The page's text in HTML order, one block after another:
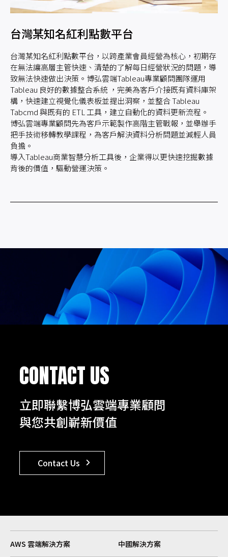
台灣某知名紅利點數平台
台灣某知名紅利點數平台，以跨產業會員經營為核心，初期存
在無法讓高層主管快速、清楚的了解每日經營狀況的問題，導
致無法快速做出決策。博弘雲端Tableau專業顧問團隊運用
Tableau 良好的數據整合系統 ，完美為客戶介接既有資料庫架
構，快速建立視覺化儀表板並提出洞察，並整合 Tableau
Tabcmd 與既有的 ETL 工具，建立自動化的資料更新流程。
博弘雲端專業顧問先為客戶示範製作高階主管戰報，並舉辦手
把手技術移轉教學課程，為客戶解決資料分析問題並減輕人員
負擔。
導入Tableau商業智慧分析工具後，企業得以更快速挖掘數據
背後的價值，驅動營運決策。
CONTACT US
立即聯繫博弘雲端專業顧問
與您共創嶄新價值
Contact Us
AWS 雲端解決方案 中國解決方案